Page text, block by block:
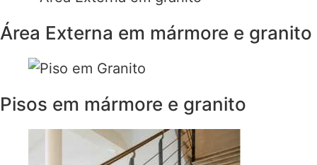
Área Externa em mármore e granito
Pisos em mármore e granito